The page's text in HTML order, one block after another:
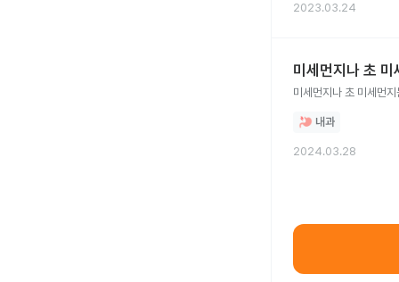
2023.03.24
미세먼지나 초
내과
2024.03.28